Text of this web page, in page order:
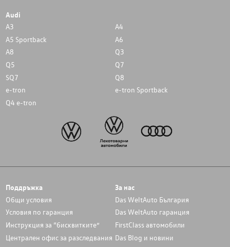
Audi
A3
A4
A5 Sportback
A6
A8
Q3
Q5
Q7
SQ7
Q8
e-tron
e-tron Sportback
Q4 e-tron
Поддръжка
Общи условия
Условия по гаранция
Инструкция за “бисквитките”
Централен офис за разследвания
За нас
Das WeltAuto България
Das WeltAuto гаранция
FirstClass автомобили
Das Blog и новини